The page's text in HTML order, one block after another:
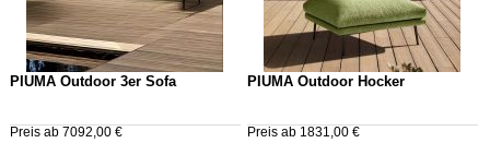
PIUMA Outdoor 3er Sofa
Preis ab 7092,00 €
PIUMA Outdoor Hocker
Preis ab 1831,00 €